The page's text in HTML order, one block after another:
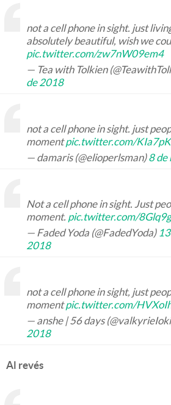
not a cell phone in sight. just
absolutely beautiful, wish we
pic.twitter.com/zw7nW09em4
— Tea with Tolkien
de 2018
not a cell phone in sight. just
momentpic.twitter.com/
— damaris (@elioperlsman)8 de
Not a cell phone in sight. Just
moment. pic.twitter.com/
— Faded Yoda (@FadedYoda)
2018
not a cell phone in sight, just
momentpic.twitter.com/
— anshe | 56 days
2018
Al revés